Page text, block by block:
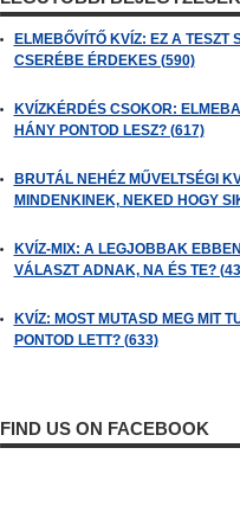
ELMEBŐVÍTŐ KVÍZ: EZ A TESZT
CSERÉBE ÉRDEKES (590)
KVÍZKÉRDÉS CSOKOR:
HÁNY PONTOD LESZ? (617)
BRUTÁL NEHÉZ MŰVELTSÉGI
MINDENKINEK, NEKED HOGY
KVÍZ-MIX: A LEGJOBBAK
VÁLASZT ADNAK, NA ÉS TE?
KVÍZ: MOST MUTASD MEG MIT
PONTOD LETT? (633)
FIND US ON FACEBOOK